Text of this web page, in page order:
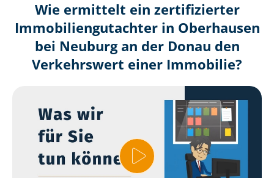
Wie ermittelt ein zertifizierter
Immobilien­gutachter in Oberhausen
bei Neuburg an der Donau den
Verkehrswert einer Immobilie?